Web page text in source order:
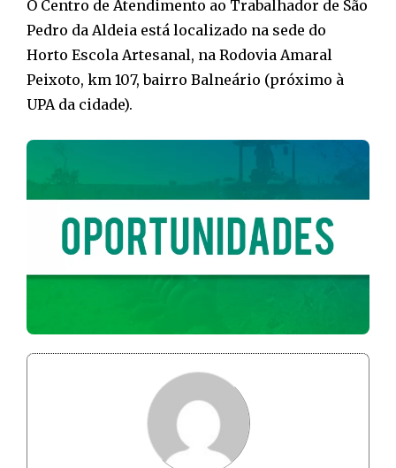
O Centro de Atendimento ao Trabalhador de São
Pedro da Aldeia está localizado na sede do
Horto Escola Artesanal, na Rodovia Amaral
Peixoto, km 107, bairro Balneário (próximo à
UPA da cidade).